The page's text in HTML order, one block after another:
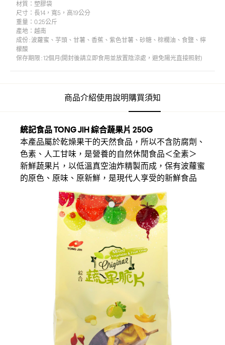
材質： 塑膠袋
尺寸： 長14，寬5，高19公分
重量： 0.25公斤
產地： 越南
成份 : 波蘿蜜、芋頭、甘薯、香蕉、紫色甘薯、砂糖、棕櫚油、食鹽、檸
檬酸
保存期限 : 12個月(開封後請立即食用並放置陰涼處，避免陽光直接照射)
商品介紹使用說明購買須知
統記食品 TONG JIH 綜合蔬果片 250G
本產品屬於乾燥果干的天然食品，所以不含防腐劑、
色素、人工甘味，是營養的自然休閒食品＜全素＞
新鮮蔬果片，以低溫真空油炸精製而成，保有波蘿蜜
的原色、原味、原新鮮，是現代人享受的新鮮食品